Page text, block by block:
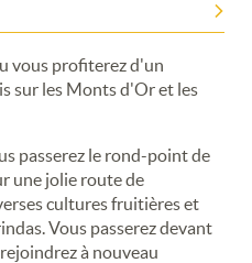
vous profiterez d'un
sur les Monts d'Or et les
passerez le rond-point de
une jolie route de
cultures fruitières et
Vous passerez devant
à nouveau